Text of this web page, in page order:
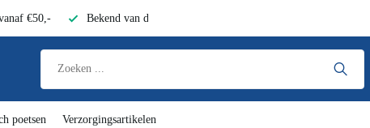
vanaf €50,- Bekend van de Radio
poetsen Verzorgingsartikelen